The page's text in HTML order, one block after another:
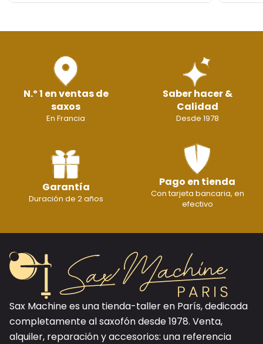
N.º 1 en ventas de
saxos
En Francia
Saber hacer &
Calidad
Desde 1978
Garantía
Duración de 2 años
Pago en tienda
Con tarjeta bancaria, en
efectivo
Sax Machine es una tienda-taller en París, dedicada
completamente al saxofón desde 1978. Venta,
alquiler, reparación y accesorios: una referencia